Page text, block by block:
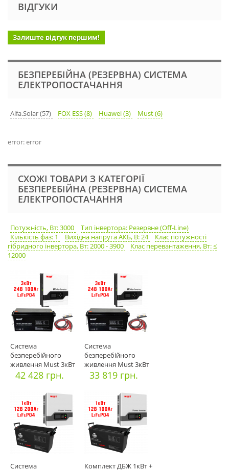
ВІДГУКИ
Залиште відгук першим!
БЕЗПЕРЕБІЙНА (РЕЗЕРВНА) СИСТЕМА
ЕЛЕКТРОПОСТАЧАННЯ
Alfa.Solar (57) FOX ESS (8) Huawei (3) Must (6)
error: error
СХОЖІ ТОВАРИ З КАТЕГОРІЇ
БЕЗПЕРЕБІЙНА (РЕЗЕРВНА) СИСТЕМА
ЕЛЕКТРОПОСТАЧАННЯ
Потужність, Вт: 3000
Тип інвертора: Резервне (Off-Line)
Кількість фаз: 1
Вихідна напруга АКБ, В: 24
Клас потужності
гібридного інвертора, Вт: 2000 - 3900
Клас перевантаження, Вт: ≤
12000
Система
безперебійного
живлення Must 3кВт
MPPT + АКБ 24В 100
42 428 грн.
Система
безперебійного
живлення Must 3кВт
MPPT + АКБ 24В 100
33 819 грн.
Система
Комплект ДБЖ 1кВт +